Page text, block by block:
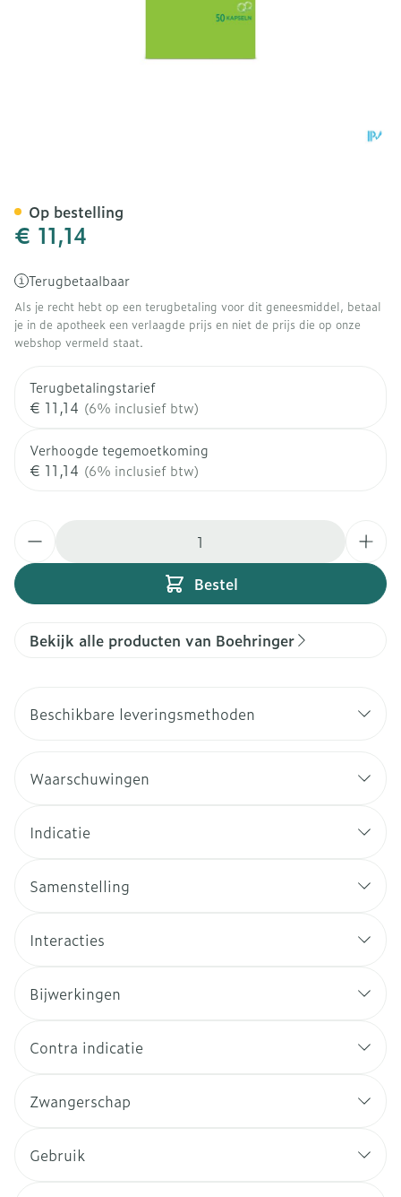
€ 11,14
Terugbetaalbaar
Als je recht hebt op een terugbetaling voor dit geneesmiddel, betaal
je in de apotheek een verlaagde prijs en niet de prijs die op onze
webshop vermeld staat.
Terugbetalingstarief
€ 11,14 (6% inclusief btw)
Verhoogde tegemoetkoming
€ 11,14 (6% inclusief btw)
Bestel
Op bestelling
Bekijk alle producten van Boehringer
Beschikbare leveringsmethoden
Waarschuwingen
Indicatie
Samenstelling
Interacties
Bijwerkingen
Contra indicatie
Zwangerschap
Gebruik